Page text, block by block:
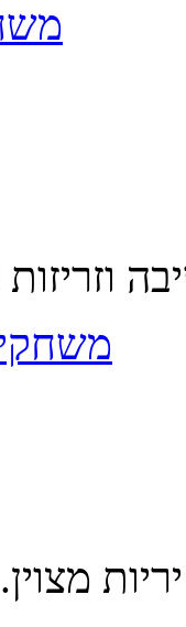
משחקי